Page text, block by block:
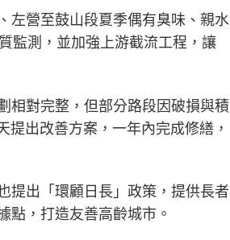
左營至鼓山段夏季偶有臭味、親水
監測，並加強上游截流工程，讓
相對完整，但部分路段因破損與積
出改善方案，一年內完成修繕，
提出「環顧日長」政策，提供長者
點，打造友善高齡城市。